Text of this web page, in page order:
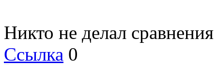
Никто не делал
Ссылка 0